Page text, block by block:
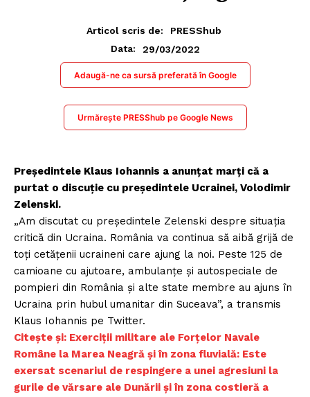
Articol scris de:
PRESShub
Data:
29/03/2022
Adaugă-ne ca sursă preferată în Google
Urmărește PRESShub pe Google News
Președintele Klaus Iohannis a anunțat marți că a
purtat o discuție cu președintele Ucrainei, Volodimir
Zelenski.
„Am discutat cu președintele Zelenski despre situația
critică din Ucraina. România va continua să aibă grijă de
toți cetățenii ucraineni care ajung la noi. Peste 125 de
camioane cu ajutoare, ambulanțe și autospeciale de
pompieri din România și alte state membre au ajuns în
Ucraina prin hubul umanitar din Suceava”, a transmis
Klaus Iohannis pe Twitter.
Citește și: Exerciții militare ale Forțelor Navale
Române la Marea Neagră și în zona fluvială: Este
exersat scenariul de respingere a unei agresiuni la
gurile de vărsare ale Dunării și în zona costieră a